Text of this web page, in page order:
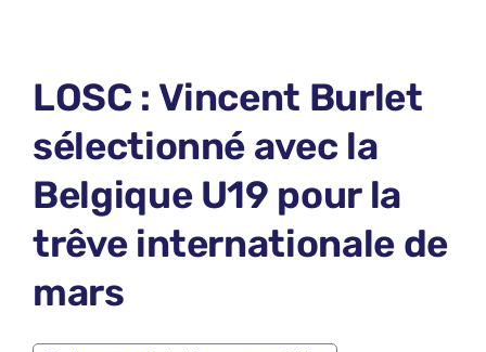
ABONNEMENTS
NOUS CONTACTER
NOUS SUIVRE
Rechercher:
LOSC : Vincent Burlet
sélectionné avec la
Belgique U19 pour la
trêve internationale de
mars